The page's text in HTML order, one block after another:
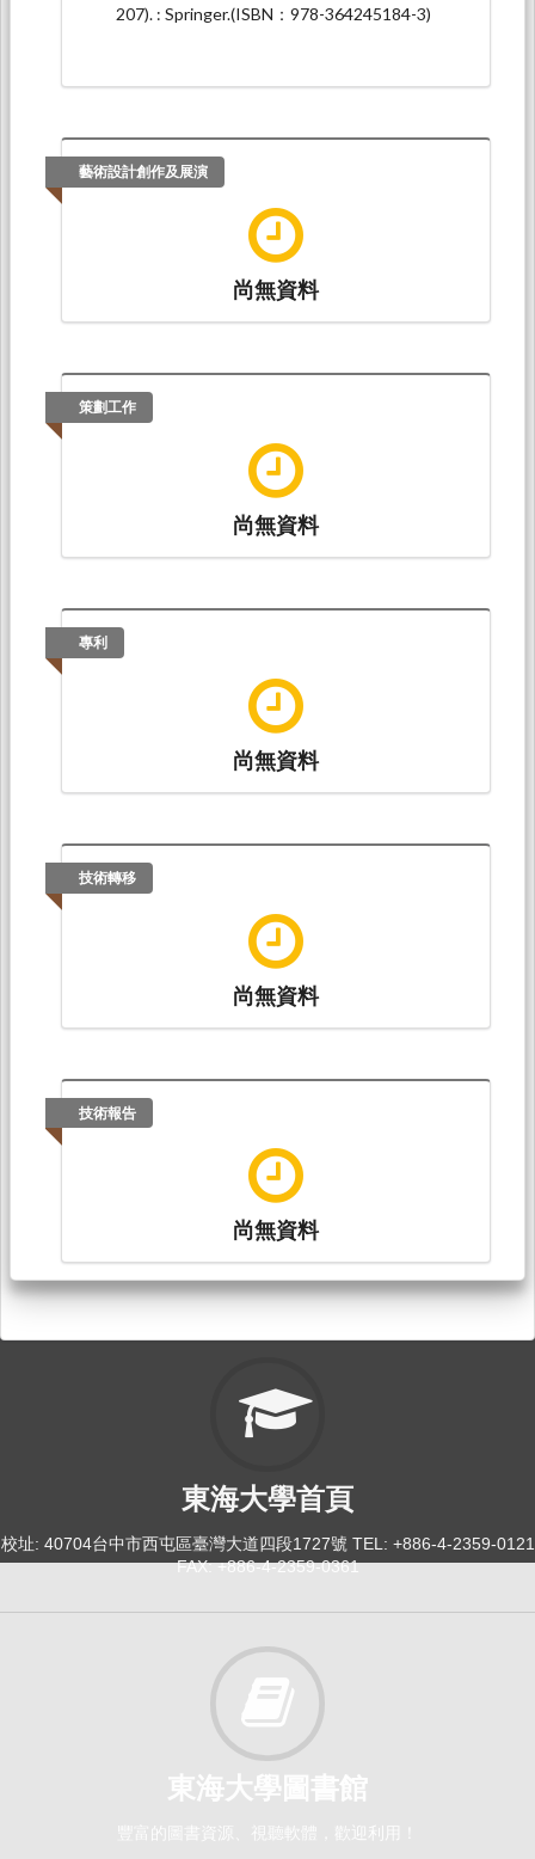
207). : Springer.(ISBN：978-364245184-3)
藝術設計創作及展演
尚無資料
策劃工作
尚無資料
專利
尚無資料
技術轉移
尚無資料
技術報告
尚無資料
東海大學首頁
校址: 40704台中市西屯區臺灣大道四段1727號 TEL: +886-4-2359-0121
FAX: +886-4-2359-0361
東海大學圖書館
豐富的圖書資源、視聽軟體，歡迎利用！